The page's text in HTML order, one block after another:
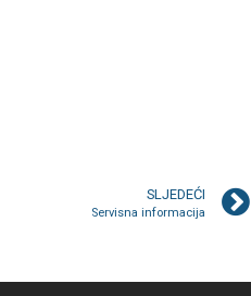
SLJEDEĆI
Servisna informacija